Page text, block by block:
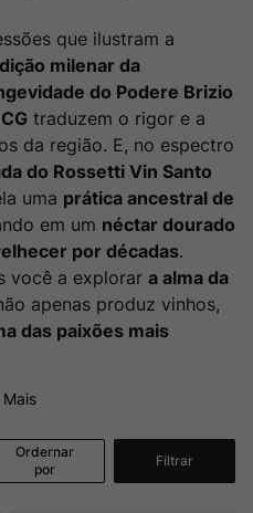
que ilustram a
milenar da
do Podere Brizio
traduzem o rigor e a
da região. E, no espectro
do Rossetti Vin Santo
uma prática ancestral de
em um néctar dourado
por décadas.
você a explorar a alma da
apenas produz vinhos,
das paixões mais
Mais
Ordernar
por
Filtrar